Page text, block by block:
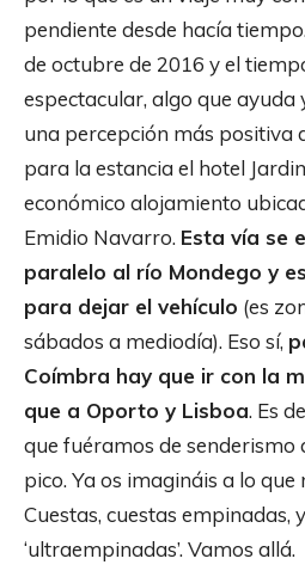
pendiente desde hacía
de octubre de 2016 y el
espectacular, algo que ayuda
una percepción más positiva
para la estancia el hotel
económico alojamiento
Emidio Navarro. Esta vía se
paralelo al río Mondego y
para dejar el vehículo (es
sábados a mediodía). Eso sí,
Coímbra hay que ir con la
que a Oporto y Lisboa. Es
que fuéramos de senderismo
pico. Ya os imagináis a lo
Cuestas, cuestas empinadas,
‘ultraempinadas’. Vamos allá.